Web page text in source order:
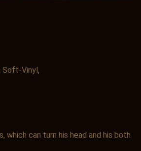
Soft-Vinyl,
which can turn his head and his both